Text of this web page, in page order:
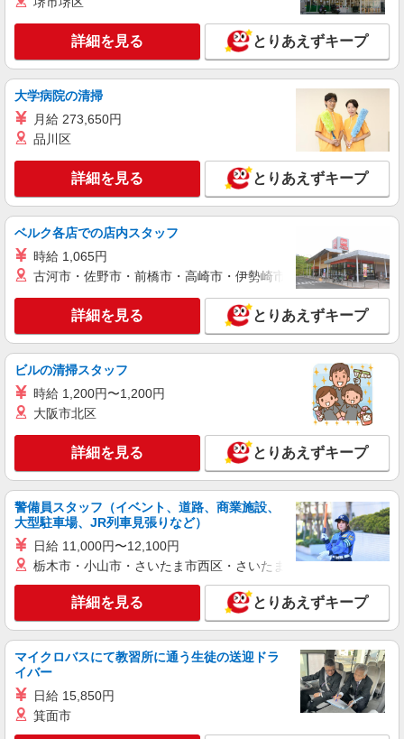
アパレル販売スタッフ
時給1250円〜＋交通費支給（月2万円迄）
≪Stola.ウィング新橋店≫ 東京都港区新橋2丁
目20 新橋駅東口地下街1号 ウィング新橋 ■JR新
橋駅 徒歩0分、地下鉄都営浅草線・東京メトロ
新橋駅 徒歩2分
キープ 詳細を見る
正社員
LOUNIE（ルーニィ） ウィング高輪店
未経験歓迎のアパレル販売スタッフ
未経験：月給243,800円〜400,000円 経験者
（店長候補）：月給300,000円〜 ※試用期間中は
270,000円〜 ★固定残業手当：30,800円（月給に
含む） ※経験・能力考慮 ※固定残業時間は1ヶ月
あたり20時間、超過時は追加で残業手当支給 ※月
3万円まで交通費支給 ※試用期間（2〜3ヶ月）も
同条件 【手当】固定残業手当／資格手当／店舗職
制手当／住宅手当（実家外かつ賃貸の場合のみ別
途支給）※試用期間明けから支給／特別手当 ※手
当の種類はエリアにより異なります。詳細は面接
時にお尋ねください。 ＼入社３大特典キャンペー
≪ウィング高輪店≫ 東京都港区高輪4-10-18
京急ショッピングプラザウィング高輪WEST-1 2F
■各線「品川駅」より徒歩5分
キープ 詳細を見る
正社員
LOUNIE（ルーニィ）ウィング新橋店
未経験歓迎のアパレル販売スタッフ
未経験：月給243,800円〜400,000円 経験者
（店長候補）：月給300,000円〜 ※試用期間中は
270,000円〜 ★固定残業手当：30,800円（月給に
含む） ※経験・能力考慮 ※固定残業時間は1ヶ月
あたり20時間、超過時は追加で残業手当支給 ※月
3万円まで交通費支給 ※試用期間（2〜3ヶ月）も
同条件 【手当】固定残業手当／資格手当／店舗職
制手当／住宅手当（実家外かつ賃貸の場合のみ別
途支給）※試用期間明けから支給／特別手当 ※手
当の種類はエリアにより異なります。詳細は面接
時にお尋ねください。 ＼入社３大特典キャンペー
ン実施中！／※詳細は備考欄にて
≪ウィング新橋店≫ 東京都港区新橋２丁目東
口地下街１号ウィング新橋 ■JR「新橋駅」より直
結 地下鉄都営浅草線・東京メトロ「新橋駅」よ
り徒歩2分
キープ 詳細を見る
アルバイト パート
販売スタッフ
［アルバイト・パート］時給1,450円〜
デックス東京ビーチ 東京都港区台場1-6-1 お
台場デックス4階
キープ 詳細を見る
詳細を見る とりあえずキープ
大学病院の清掃
月給 273,650円
品川区
詳細を見る とりあえずキープ
ベルク各店での店内スタッフ
時給 1,065円
古河市・佐野市・前橋市・高崎市・伊勢崎市・太田市・館林市
詳細を見る とりあえずキープ
ビルの清掃スタッフ
時給 1,200円〜1,200円
大阪市北区
詳細を見る とりあえずキープ
警備員スタッフ（イベント、道路、商業施設、
大型駐車場、JR列車見張りなど）
日給 11,000円〜12,100円
栃木市・小山市・さいたま市西区・さいたま市岩槻区・久喜市・
詳細を見る とりあえずキープ
マイクロバスにて教習所に通う生徒の送迎ドラ
イバー
日給 15,850円
箕面市